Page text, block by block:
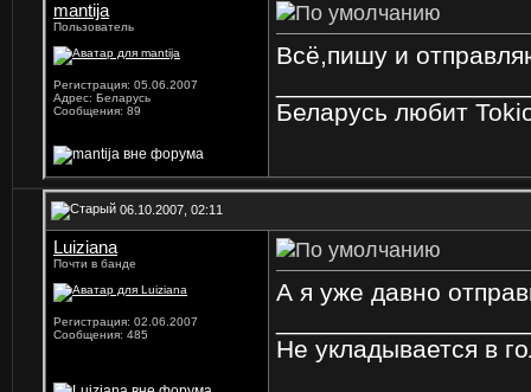
mantija
Пользователь
Регистрация: 05.06.2007
Адрес: Беларусь
Сообщения: 89
Всё,пишу и
Беларусь любит
06.10.2007, 02:11
Luiziana
Почти в банде
Регистрация: 02.06.2007
Сообщения: 485
А я уже давно
Не укладывается в